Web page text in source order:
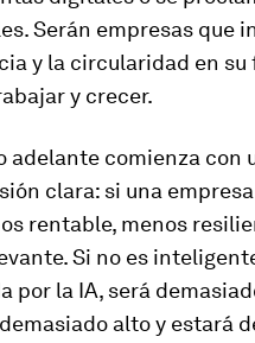
Serán empresas que
y la circularidad en su
y crecer.
adelante comienza con
clara: si una
rentable, menos
Si no es
por la IA, será
alto y estará